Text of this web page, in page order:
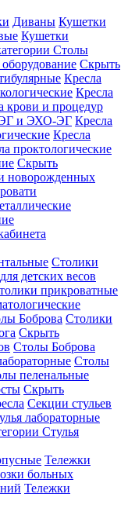
Диваны Кушетки
Кушетки
Столы
Скрыть
Кресла
Кресла
крови и процедур
и ЭХО-ЭГ Кресла
Кресла
проктологические
Скрыть
новорожденных
Столики
детских весов
прикроватные
Боброва Столики
Скрыть
Столы Боброва
Столы
пеленальные
Скрыть
Секции стульев
лабораторные
Стулья
Тележки
больных
Тележки